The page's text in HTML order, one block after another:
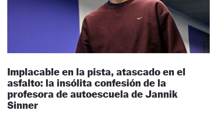
Implacable en la pista, atascado en el
asfalto: la insólita confesión de la
profesora de autoescuela de Jannik
Sinner